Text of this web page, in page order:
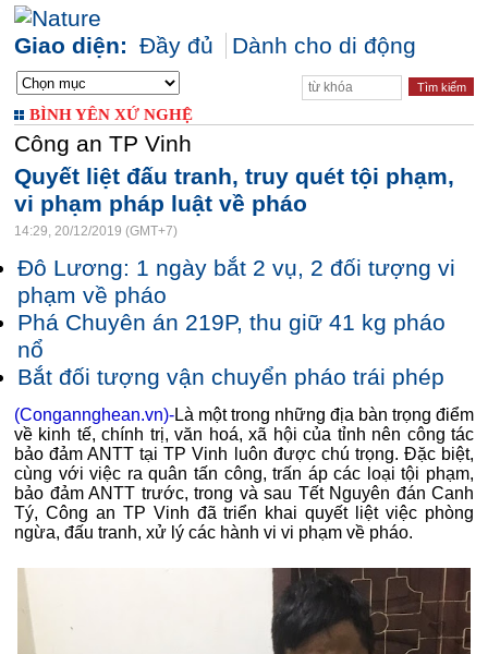
Giao diện: Đầy đủ Dành cho di động
BÌNH YÊN XỨ NGHỆ
Công an TP Vinh
Quyết liệt đấu tranh, truy quét tội phạm,
vi phạm pháp luật về pháo
14:29, 20/12/2019 (GMT+7)
Đô Lương: 1 ngày bắt 2 vụ, 2 đối tượng vi
phạm về pháo
Phá Chuyên án 219P, thu giữ 41 kg pháo
nổ
Bắt đối tượng vận chuyển pháo trái phép
(Congannghean.vn)-Là một trong những địa bàn trọng điểm
về kinh tế, chính trị, văn hoá, xã hội của tỉnh nên công tác
bảo đảm ANTT tại TP Vinh luôn được chú trọng. Đặc biệt,
cùng với việc ra quân tấn công, trấn áp các loại tội phạm,
bảo đảm ANTT trước, trong và sau Tết Nguyên đán Canh
Tý, Công an TP Vinh đã triển khai quyết liệt việc phòng
ngừa, đấu tranh, xử lý các hành vi vi phạm về pháo.